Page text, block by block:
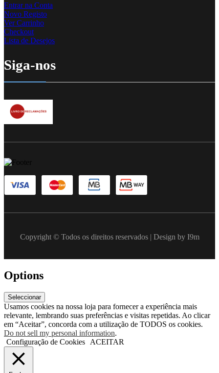
Entrar na Conta
Novo Registo
Ver Carrinho
Checkout
Lista de Desejos
Siga-nos
Copyright © Todos os direitos reservados | Design by I9m
Options
Seleccionar
Usamos cookies na nossa loja para fornecer a experiência mais
relevante, lembrando suas preferências e visitas repetidas. Ao clicar
em “Aceitar”, concorda com a utilização de TODOS os cookies.
Do not sell my personal information.
Configuração de Cookies
ACEITAR